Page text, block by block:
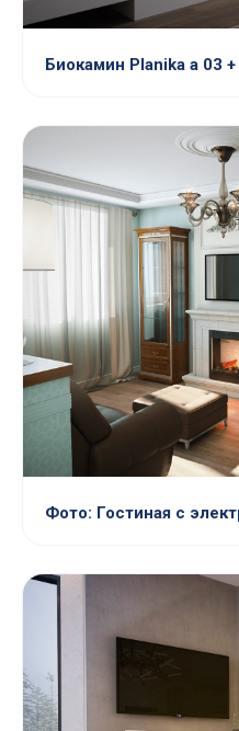
Биокамин Planika a 03
Фото: Гостиная с